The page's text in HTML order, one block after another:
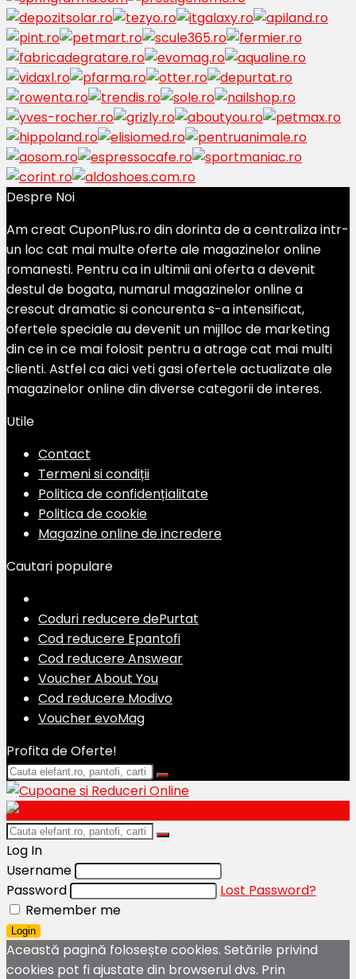
Despre Noi
Am creat CuponPlus.ro din dorinta de a centraliza intr-
un loc cat mai multe oferte ale magazinelor online
romanesti. Pentru ca in ultimii ani oferta a devenit
destul de bogata, numarul magazinelor online a
crescut dramatic si concurenta s-a intensificat,
ofertele speciale au devenit un mijlloc de marketing
din ce in ce mai folosit pentru a atrage cat mai multi
clienti. Astfel ca aici veti gasi ofertele actualizate ale
magazinelor online din diverse categorii de interes.
Utile
Contact
Termeni si condiții
Politica de confidențialitate
Politica de cookie
Magazine online de incredere
Cautari populare
Coduri reducere dePurtat
Cod reducere Epantofi
Cod reducere Answear
Voucher About You
Cod reducere Modivo
Voucher evoMag
Profita de Oferte!
Log In
Username
Password
Lost Password?
Remember me
Login
Această pagină folosește cookies. Setările privind
cookies pot fi ajustate din browserul dvs. Prin